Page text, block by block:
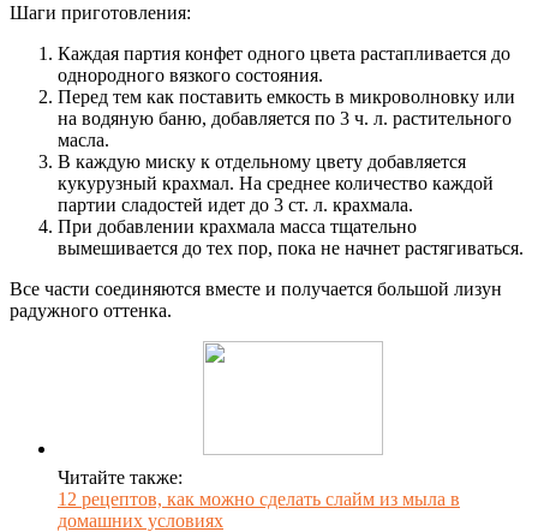
Шаги приготовления:
Каждая партия конфет одного цвета растапливается до
однородного вязкого состояния.
Перед тем как поставить емкость в микроволновку или
на водяную баню, добавляется по 3 ч. л. растительного
масла.
В каждую миску к отдельному цвету добавляется
кукурузный крахмал. На среднее количество каждой
партии сладостей идет до 3 ст. л. крахмала.
При добавлении крахмала масса тщательно
вымешивается до тех пор, пока не начнет растягиваться.
Все части соединяются вместе и получается большой лизун
радужного оттенка.
Читайте также:
12 рецептов, как можно сделать слайм из мыла в
домашних условиях